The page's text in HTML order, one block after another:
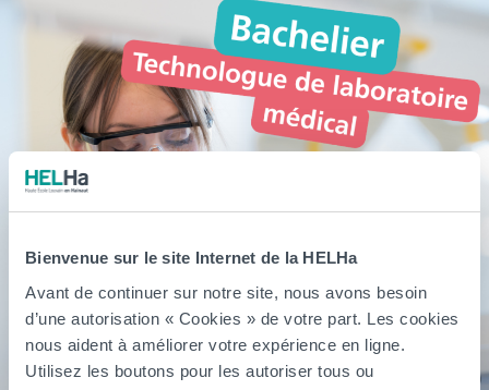
Bienvenue sur le site Internet de la HELHa
Avant de continuer sur notre site, nous avons besoin
d’une autorisation « Cookies » de votre part. Les cookies
nous aident à améliorer votre expérience en ligne.
Utilisez les boutons pour les autoriser tous ou